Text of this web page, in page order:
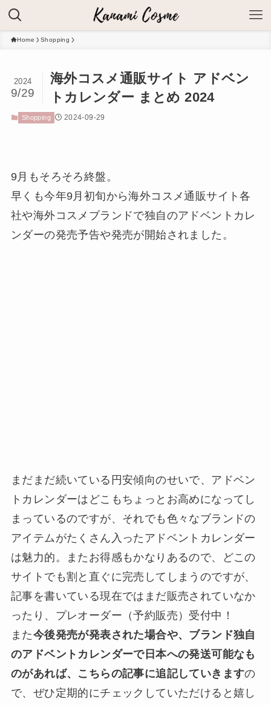
Home Shopping
海外コスメ通販サイト アドベン
トカレンダー まとめ 2024
2024
9/29
Shopping 2024-09-29
9月もそろそろ終盤。
早くも今年9月初旬から海外コスメ通販サイト各
社や海外コスメブランドで独自のアドベントカレ
ンダーの発売予告や発売が開始されました。
まだまだ続いている円安傾向のせいで、アドベン
トカレンダーはどこもちょっとお高めになってし
まっているのですが、それでも色々なブランドの
アイテムがたくさん入ったアドベントカレンダー
は魅力的。またお得感もかなりあるので、どこの
サイトでも割と直ぐに完売してしまうのですが、
記事を書いている現在ではまだ販売されていなか
ったり、プレオーダー（予約販売）受付中！
また今後発売が発表された場合や、ブランド独自
のアドベントカレンダーで日本への発送可能なも
のがあれば、こちらの記事に追記していきますの
で、ぜひ定期的にチェックしていただけると嬉し